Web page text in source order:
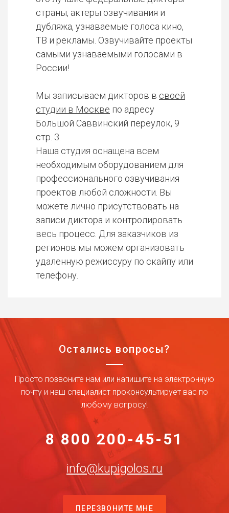
страны, актеры озвучивания и
дубляжа, узнаваемые голоса кино,
ТВ и рекламы. Озвучивайте проекты
самыми узнаваемыми голосами в
России!
Мы записываем дикторов в своей
студии в Москве по адресу
Большой Саввинский переулок, 9
стр. 3.
Наша студия оснащена всем
необходимым оборудованием для
профессионального озвучивания
проектов любой сложности. Вы
можете лично присутствовать на
записи диктора и контролировать
весь процесс. Для заказчиков из
регионов мы можем организовать
удаленную режиссуру по скайпу или
телефону.
Остались вопросы?
Просто позвоните нам или напишите на электронную
почту и наш специалист проконсультирует вас по
любому вопросу!
8 800 200-45-51
info@kupigolos.ru
ПЕРЕЗВОНИТЕ МНЕ